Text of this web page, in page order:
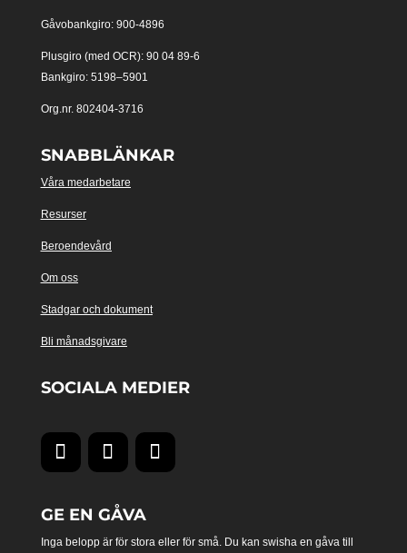
Gåvobankgiro: 900-4896
Plusgiro (med OCR): 90 04 89-6
Bankgiro: 5198–5901
Org.nr. 802404-3716
SNABBLÄNKAR
Våra medarbetare
Resurser
Beroendevård
Om oss
Stadgar och dokument
Bli månadsgivare
SOCIALA MEDIER
GE EN GÅVA
Inga belopp är för stora eller för små. Du kan swisha en gåva till